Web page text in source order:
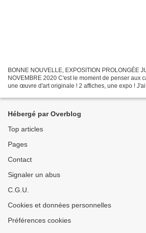
BONNE NOUVELLE, EXPOSITION PROLONGÉE
NOVEMBRE 2020 C'est le moment de penser aux
une œuvre d'art originale ! 2 affiches, une expo !
Hébergé par Overblog
Top articles
Pages
Contact
Signaler un abus
C.G.U.
Cookies et données personnelles
Préférences cookies